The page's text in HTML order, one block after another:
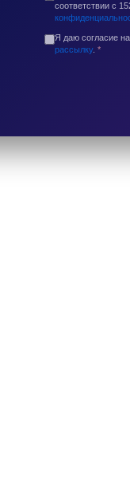
соответствии с
Я даю согласие
рассылку. *